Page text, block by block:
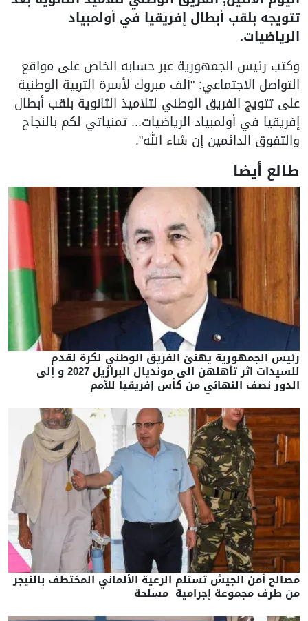
تتويجه بلقب أبطال إفريقيا في أولمبياد
الرياضيات.
وكتب رئيس الجمهورية عبر حسابه الخاص على مواقع
التواصل الاجتماعي: "ألف مبروك لأسرة التربية الوطنية
على تتويج الفريق الوطني لتلاميذ الثانوية بلقب أبطال
إفريقيا في أولمبياد الرياضيات... تمنياتي لكم بالنجاح
والتفوق الدائمين إن شاء الله".
طالع أيضا
رئيس الجمهورية يهنئ الفريق الوطني لكرة لقدم
للسيدات اثر تأهلهن الى مونديال البرازيل 2027 و إلى
الدور نصف النهائي من كأس إفريقيا للأمم
مصالح أمن الجيش تستلم الرعية الألماني المختطف بالنيجر
من طرف مجموعة إجرامية مسلحة